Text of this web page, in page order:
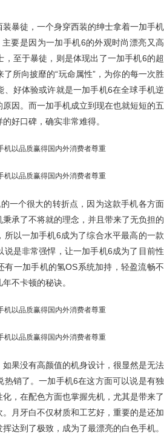
暴徒，一个身穿西装的绅士拿着一加手机
要是因为一加手机6的外观时尚漂亮又高
至于暴徒，则是体现出了一加手机6的超
所向披靡的“玩命属性”，为你的每一次胜
、好体验或许就是一加手机6在全球手机逆
因。而一加手机成立到现在也就短短的五
好口碑，确实非常难得。
一个很大的转折点，因为这款手机各方面
承了不将就的理念，并且带来了无负担的
所以一加手机6成为了综合水平最高的一款
说是非常强悍，让一加手机6成为了目前性
有一加手机的氢OS系统加持，轻盈流畅不
不卡顿的秘诀。
果没有高颜值的机身设计，很显然是无法
热销了。一加手机6在这方面可以说是有独
，在配色方面也掌握先机，尤其是带来了
月牙白不仅材质和工艺好，重要的是还加
达到了极致，成为了最漂亮的白色手机。